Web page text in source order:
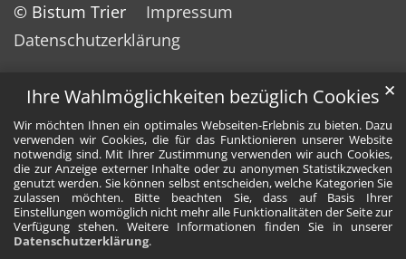
Ihre Wahlmöglichkeiten bezüglich Cookies
Wir möchten Ihnen ein optimales Webseiten-Erlebnis zu bieten. Dazu
verwenden wir Cookies, die für das Funktionieren unserer Website
notwendig sind. Mit Ihrer Zustimmung verwenden wir auch Cookies,
die zur Anzeige externer Inhalte oder zu anonymen Statistikzwecken
genutzt werden. Sie können selbst entscheiden, welche Kategorien Sie
zulassen möchten. Bitte beachten Sie, dass auf Basis Ihrer
Einstellungen womöglich nicht mehr alle Funktionalitäten der Seite zur
Verfügung stehen. Weitere Informationen finden Sie in unserer
Datenschutzerklärung.
✕
© Bistum Trier
Impressum
Datenschutzerklärung